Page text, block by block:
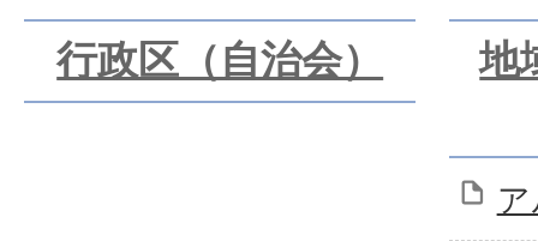
行政区（自治会） 地